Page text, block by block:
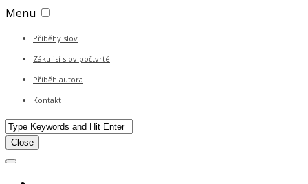
Menu
Příběhy slov
Zákulisí slov počtvrté
Příběh autora
Kontakt
Close